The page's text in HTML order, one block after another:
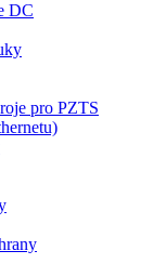
DC
pro PZTS